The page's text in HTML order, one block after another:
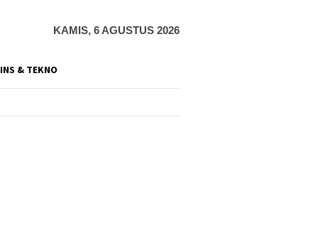
KAMIS, 6 AGUSTUS 2026
& TEKNO